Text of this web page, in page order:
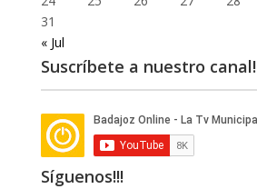
31
« Jul
Suscríbete a nuestro canal!
Síguenos!!!